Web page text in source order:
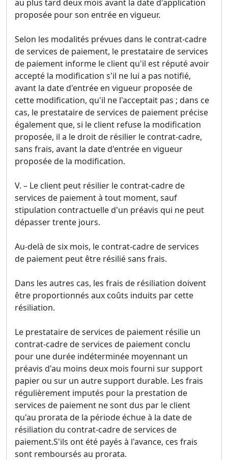
au plus tard deux mois avant la date d'application
proposée pour son entrée en vigueur.
Selon les modalités prévues dans le contrat-cadre
de services de paiement, le prestataire de services
de paiement informe le client qu'il est réputé avoir
accepté la modification s'il ne lui a pas notifié,
avant la date d'entrée en vigueur proposée de
cette modification, qu'il ne l'acceptait pas ; dans ce
cas, le prestataire de services de paiement précise
également que, si le client refuse la modification
proposée, il a le droit de résilier le contrat-cadre,
sans frais, avant la date d'entrée en vigueur
proposée de la modification.
V. – Le client peut résilier le contrat-cadre de
services de paiement à tout moment, sauf
stipulation contractuelle d'un préavis qui ne peut
dépasser trente jours.
Au-delà de six mois, le contrat-cadre de services
de paiement peut être résilié sans frais.
Dans les autres cas, les frais de résiliation doivent
être proportionnés aux coûts induits par cette
résiliation.
Le prestataire de services de paiement résilie un
contrat-cadre de services de paiement conclu
pour une durée indéterminée moyennant un
préavis d'au moins deux mois fourni sur support
papier ou sur un autre support durable. Les frais
régulièrement imputés pour la prestation de
services de paiement ne sont dus par le client
qu'au prorata de la période échue à la date de
résiliation du contrat-cadre de services de
paiement.S'ils ont été payés à l'avance, ces frais
sont remboursés au prorata.